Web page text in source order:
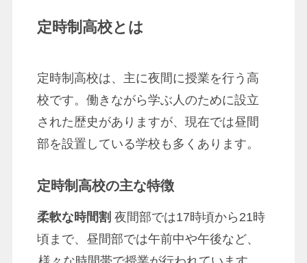
定時制高校とは
定時制高校は、主に夜間に授業を行う高
校です。働きながら学ぶ人のために設立
された歴史がありますが、現在では昼間
部を設置している学校も多くあります。
定時制高校の主な特徴
柔軟な時間割 夜間部では17時頃から21時
頃まで、昼間部では午前中や午後など、